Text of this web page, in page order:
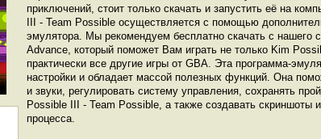
приключений, стоит только скачать и запустить её на
III - Team Possible осуществляется с помощью
эмулятора. Мы рекомендуем бесплатно скачать с нашего
Advance, который поможет Вам играть не только Kim
практически все другие игры от GBА. Эта программа-
настройки и обладает массой полезных функций. Она
и звуки, регулировать систему управления, сохранять
Possible III - Team Possible, а также создавать скриншоты
процесса.